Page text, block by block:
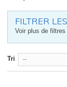
FILTRER
Voir plus de filtres
Tri --